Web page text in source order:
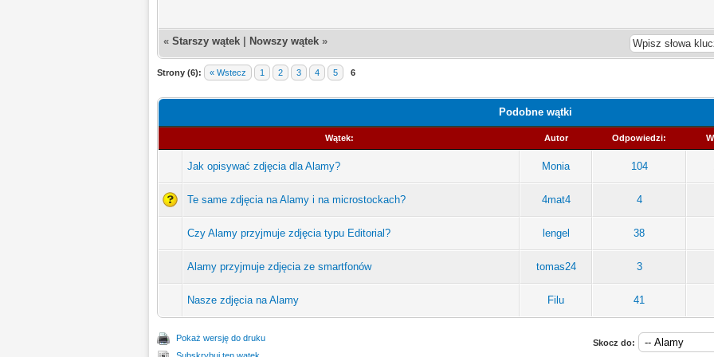
« Starszy wątek Nowszy wątek »
Strony (6): « Wstecz 1 2 3 4 5 6
Podobne wątki
Wątek: Autor Odpowiedzi:
Jak opisywać zdjęcia dla Alamy? Monia 104
Te same zdjęcia na Alamy i na microstockach? 4mat4 4
Czy Alamy przyjmuje zdjęcia typu Editorial? lengel 38
Alamy przyjmuje zdjęcia ze smartfonów tomas24 3
Nasze zdjęcia na Alamy Filu 41
Pokaż wersję do druku
Skocz do: